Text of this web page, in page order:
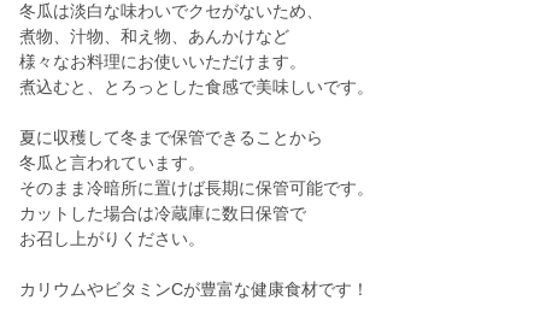
冬瓜は淡白な味わいでクセがないため、
煮物、汁物、和え物、あんかけなど
様々なお料理にお使いいただけます。
煮込むと、とろっとした食感で美味しいです。
夏に収穫して冬まで保管できることから
冬瓜と言われています。
そのまま冷暗所に置けば長期に保管可能です。
カットした場合は冷蔵庫に数日保管で
お召し上がりください。
カリウムやビタミンCが豊富な健康食材です！